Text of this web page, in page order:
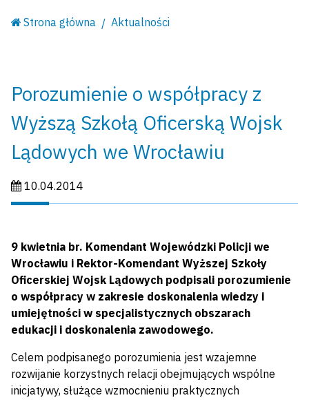
Strona główna Aktualności
Porozumienie o współpracy z
Wyższą Szkołą Oficerską Wojsk
Lądowych we Wrocławiu
Data publikacji:
10.04.2014
9 kwietnia br. Komendant Wojewódzki Policji we
Wrocławiu i Rektor-Komendant Wyższej Szkoły
Oficerskiej Wojsk Lądowych podpisali porozumienie
o współpracy w zakresie doskonalenia wiedzy i
umiejętności w specjalistycznych obszarach
edukacji i doskonalenia zawodowego.
Celem podpisanego porozumienia jest wzajemne
rozwijanie korzystnych relacji obejmujących wspólne
inicjatywy, służące wzmocnieniu praktycznych